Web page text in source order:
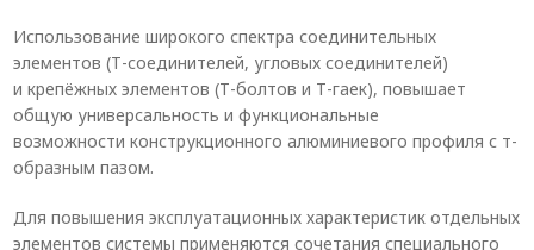
Использование широкого спектра соединительных
элементов (Т-соединителей, угловых соединителей)
и крепёжных элементов (Т-болтов и Т-гаек), повышает
общую универсальность и функциональные
возможности конструкционного алюминиевого профиля с т-
образным пазом.
Для повышения эксплуатационных характеристик отдельных
элементов системы применяются сочетания специального